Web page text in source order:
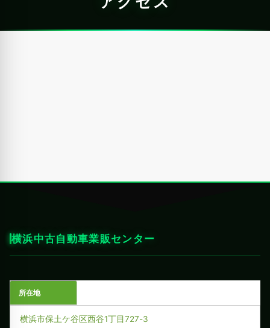
横浜中古自動車業販センター
所在地
横浜市保土ケ谷区西谷1丁目727-3